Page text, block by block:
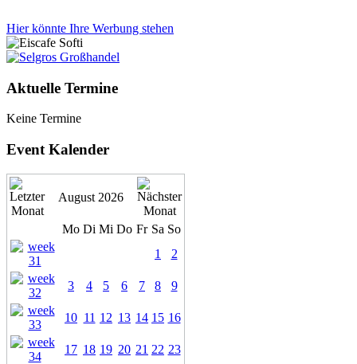
Hier könnte Ihre Werbung stehen
Aktuelle Termine
Keine Termine
Event Kalender
August 2026
Mo Di Mi Do Fr Sa So
1
2
3 4 5 6 7 8 9
10 11 12 13 14 15 16
17 18 19 20 21 22 23